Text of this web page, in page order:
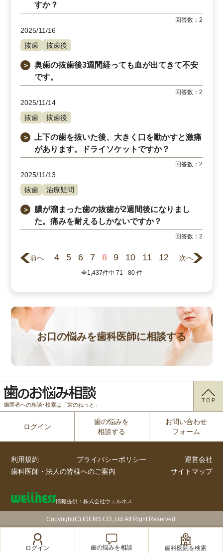
すか？
回答数：2
2025/11/16
抜歯
抜歯後
＞
奥歯の抜歯後3週間経っても血が出てきて不安
です。
回答数：2
2025/11/14
抜歯
抜歯後
＞
上下の歯を抜いた後、大きく口を動かすと激痛
があります。ドライソケットですか？
回答数：2
2025/11/13
抜歯
治療疑問
＞
膿が溜まった歯の抜歯が2週間後になりまし
た。痛みを耐えるしかないですか？
回答数：2
前へ 4 5 6 7 8 9 10 11 12 次へ
全1,437件中 71 - 80 件
お口の悩みを歯科医師に相談する
歯医者への相談･検索は「歯のねっと」
TOP
ログイン
歯の悩みを
相談する
お問い合わせ
フォーム
利用規約 プライバシーポリシー
運営会社
歯科医師・法人の皆様へのご案内
サイトマップ
情報提供：株式会社ウェルネス
Copyright(C) IDENS CO.,Ltd.All Right Reserved.
ログイン 歯の悩みを相談 歯科医院を検索